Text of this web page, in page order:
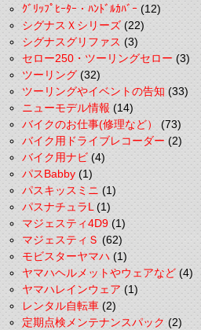
ｸﾞﾘｯﾌﾟﾋｰﾀｰ・ﾊﾝﾄﾞﾙｶﾊﾞｰ(12)
シグナスＸシリーズ(22)
シグナスグリファス(3)
セロー250・ツーリングセロー(3)
ツーリング(32)
ツーリングやイベントの告知(33)
ニューモデル情報(14)
バイクのお仕事(修理など）(73)
バイク用ドライブレコーダー(2)
バイク用ナビ(4)
パスBabby(1)
パスキッスミニ(1)
パスナチュラL(1)
マジェスティ4D9(1)
マジェスティＳ(62)
モビスターヤマハ(1)
ヤマハヘルメットやウェアなど(4)
ヤマハレインウェア(1)
レンタル自転車(2)
定期点検メンテナンスパック(2)